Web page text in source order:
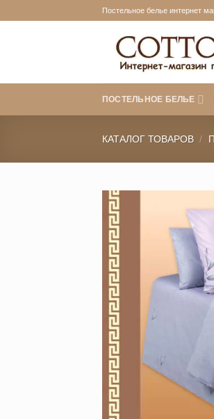
to
Постельное белье интернет
ПОСТЕЛЬНОЕ БЕЛЬЕ
КАТАЛОГ ТОВАРОВ /